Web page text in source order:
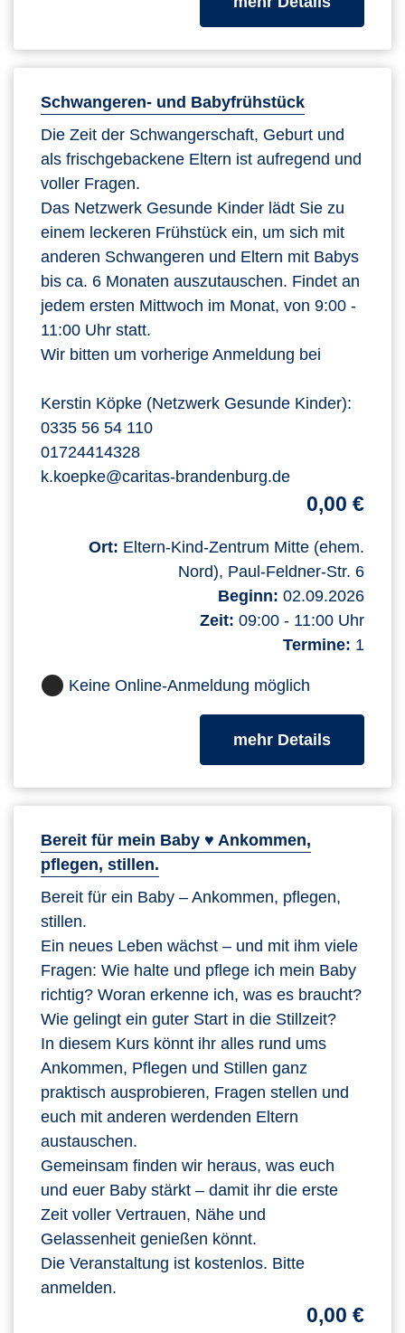
Schwangeren- und Babyfrühstück
Die Zeit der Schwangerschaft, Geburt und
als frischgebackene Eltern ist aufregend und
voller Fragen.
Das Netzwerk Gesunde Kinder lädt Sie zu
einem leckeren Frühstück ein, um sich mit
anderen Schwangeren und Eltern mit Babys
bis ca. 6 Monaten auszutauschen. Findet an
jedem ersten Mittwoch im Monat, von 9:00 -
11:00 Uhr statt.
Wir bitten um vorherige Anmeldung bei
Kerstin Köpke (Netzwerk Gesunde Kinder):
0335 56 54 110
01724414328
k.koepke@caritas-brandenburg.de
0,00 €
Ort: Eltern-Kind-Zentrum Mitte (ehem.
Nord), Paul-Feldner-Str. 6
Beginn: 02.09.2026
Zeit: 09:00 - 11:00 Uhr
Termine: 1
Keine Online-Anmeldung möglich
mehr Detailszum
Bereit für mein Baby ♥ Ankommen,
pflegen, stillen.
Bereit für ein Baby – Ankommen, pflegen,
stillen.
Ein neues Leben wächst – und mit ihm viele
Fragen: Wie halte und pflege ich mein Baby
richtig? Woran erkenne ich, was es braucht?
Wie gelingt ein guter Start in die Stillzeit?
In diesem Kurs könnt ihr alles rund ums
Ankommen, Pflegen und Stillen ganz
praktisch ausprobieren, Fragen stellen und
euch mit anderen werdenden Eltern
austauschen.
Gemeinsam finden wir heraus, was euch
und euer Baby stärkt – damit ihr die erste
Zeit voller Vertrauen, Nähe und
Gelassenheit genießen könnt.
Die Veranstaltung ist kostenlos. Bitte
anmelden.
0,00 €